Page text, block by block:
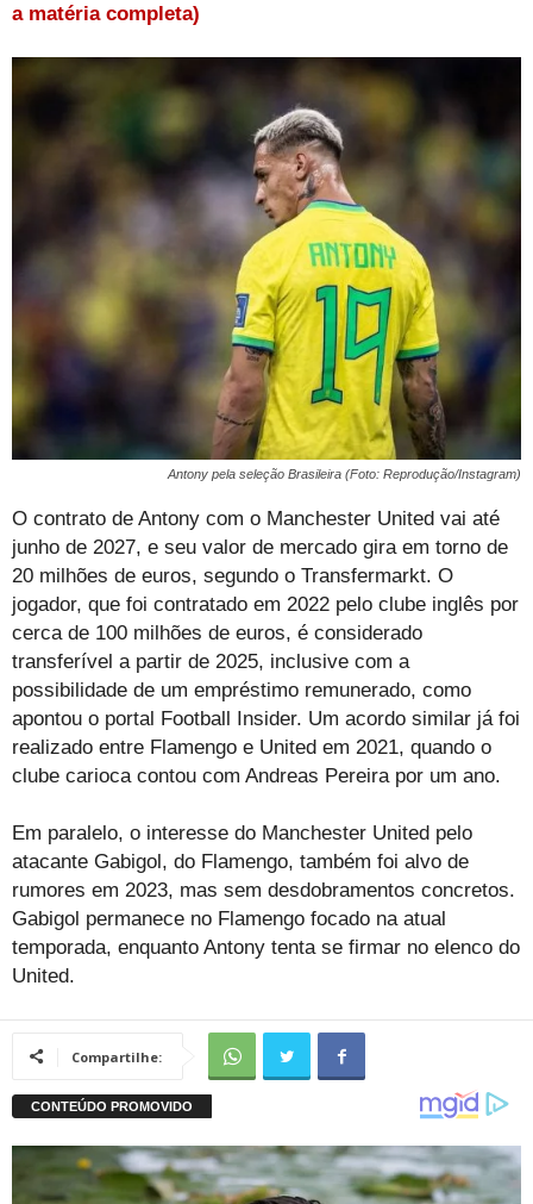
a matéria completa)
Antony pela seleção Brasileira (Foto: Reprodução/Instagram)
O contrato de Antony com o Manchester United vai até
junho de 2027, e seu valor de mercado gira em torno de
20 milhões de euros, segundo o Transfermarkt. O
jogador, que foi contratado em 2022 pelo clube inglês por
cerca de 100 milhões de euros, é considerado
transferível a partir de 2025, inclusive com a
possibilidade de um empréstimo remunerado, como
apontou o portal Football Insider. Um acordo similar já foi
realizado entre Flamengo e United em 2021, quando o
clube carioca contou com Andreas Pereira por um ano.
Em paralelo, o interesse do Manchester United pelo
atacante Gabigol, do Flamengo, também foi alvo de
rumores em 2023, mas sem desdobramentos concretos.
Gabigol permanece no Flamengo focado na atual
temporada, enquanto Antony tenta se firmar no elenco do
United.
Compartilhe: